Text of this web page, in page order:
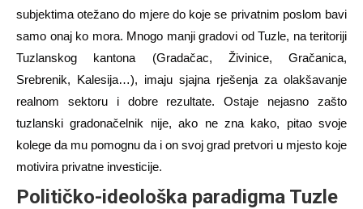
subjektima otežano do mjere do koje se privatnim poslom bavi
samo onaj ko mora. Mnogo manji gradovi od Tuzle, na teritoriji
Tuzlanskog kantona (Gradačac, Živinice, Gračanica,
Srebrenik, Kalesija…), imaju sjajna rješenja za olakšavanje
realnom sektoru i dobre rezultate. Ostaje nejasno zašto
tuzlanski gradonačelnik nije, ako ne zna kako, pitao svoje
kolege da mu pomognu da i on svoj grad pretvori u mjesto koje
motivira privatne investicije.
Političko-ideološka paradigma Tuzle